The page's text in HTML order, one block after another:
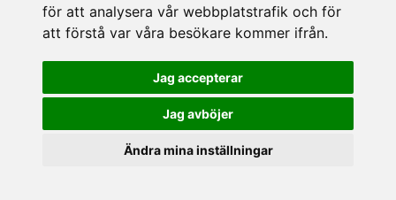
för att analysera vår webbplatstrafik och för
att förstå var våra besökare kommer ifrån.
Jag accepterar
Jag avböjer
Ändra mina inställningar